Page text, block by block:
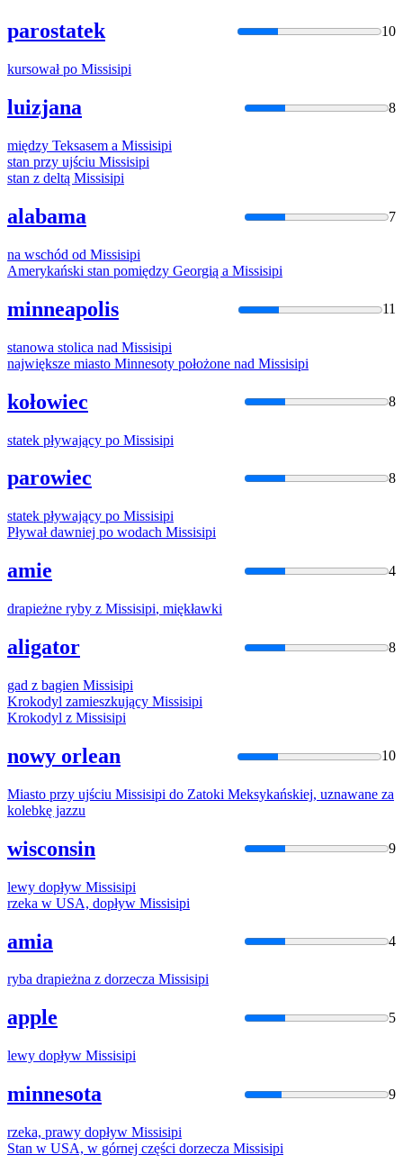
parostatek 10
kursował po Missisipi
luizjana 8
między Teksasem a Missisipi
stan przy ujściu Missisipi
stan z deltą Missisipi
alabama 7
na wschód od Missisipi
Amerykański stan pomiędzy Georgią a Missisipi
minneapolis 11
stanowa stolica nad Missisipi
największe miasto Minnesoty położone nad Missisipi
kołowiec 8
statek pływający po Missisipi
parowiec 8
statek pływający po Missisipi
Pływał dawniej po wodach Missisipi
amie 4
drapieżne ryby z Missisipi, miękławki
aligator 8
gad z bagien Missisipi
Krokodyl zamieszkujący Missisipi
Krokodyl z Missisipi
nowy orlean 10
Miasto przy ujściu Missisipi do Zatoki Meksykańskiej, uznawane za
kolebkę jazzu
wisconsin 9
lewy dopływ Missisipi
rzeka w USA, dopływ Missisipi
amia 4
ryba drapieżna z dorzecza Missisipi
apple 5
lewy dopływ Missisipi
minnesota 9
rzeka, prawy dopływ Missisipi
Stan w USA, w górnej części dorzecza Missisipi